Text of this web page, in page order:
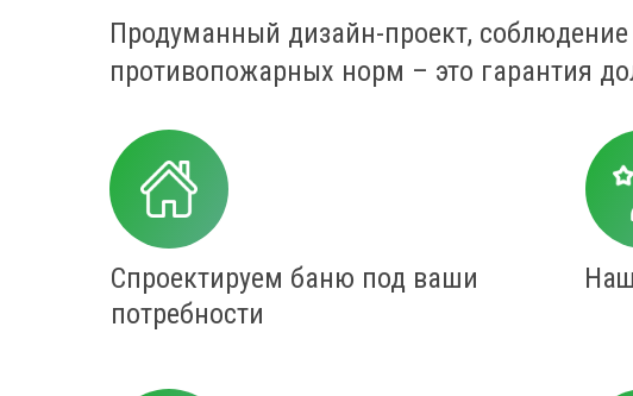
Продуманный дизайн-проект, соблюдение
противопожарных норм – это гарантия
Спроектируем баню под ваши
потребности